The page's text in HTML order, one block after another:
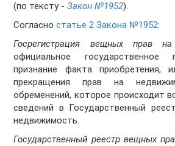
(по тексту -Закон №1952).
Согласностатье 2 Закона №1952:
Госрегистрация вещных прав
официальное государственное
признание факта приобретения,
прекращения прав на
обременений, которое происходит
сведений в Государственный
недвижимость.
Государственный реестр вещных